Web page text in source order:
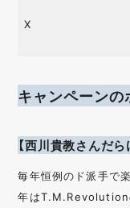
X
キャンペーンの
【西川貴教さんだら
毎年恒例のド派手で
年はT.M.Revolution